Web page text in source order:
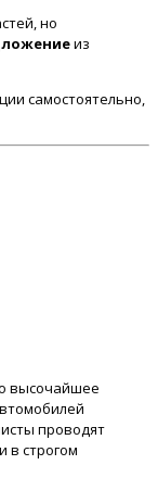
но
из
самостоятельно,
высочайшее
проводят
в строгом